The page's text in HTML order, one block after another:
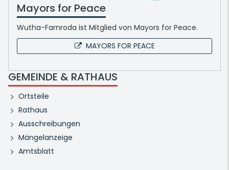
Mayors for Peace
Wutha-Farnroda ist Mitglied von Mayors for Peace.
MAYORS FOR PEACE
GEMEINDE & RATHAUS
Ortsteile
Rathaus
Ausschreibungen
Mängelanzeige
Amtsblatt